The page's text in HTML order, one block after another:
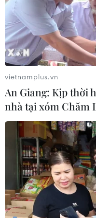
Nelson Mandela
19/07/2026 07:17
Già làng K’Ngul hết
CƠ QUAN CHỦ QUẢN: THÔNG
vietnamplus.vn
An Giang: Kịp thời
nhà tại xóm Chăm